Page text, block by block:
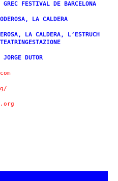
FESTIVAL DE BARCELONA
LA CALDERA
LA CALDERA, L’ESTRUCH
DUTOR